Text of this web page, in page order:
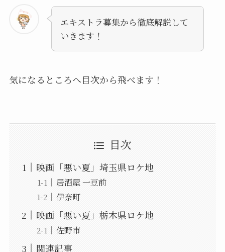
エキストラ募集から徹底解説して
いきます！
気になるところへ目次から飛べます！
目次
映画「悪い夏」埼玉県ロケ地
居酒屋 一豆前
伊奈町
映画「悪い夏」栃木県ロケ地
佐野市
関連記事